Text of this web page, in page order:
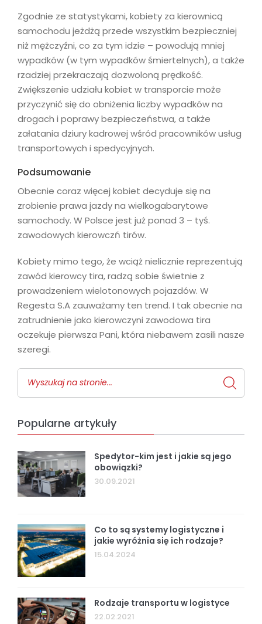
Zgodnie ze statystykami, kobiety za kierownicą
samochodu jeżdżą przede wszystkim bezpieczniej
niż mężczyźni, co za tym idzie – powodują mniej
wypadków (w tym wypadków śmiertelnych), a także
rzadziej przekraczają dozwoloną prędkość.
Zwiększenie udziału kobiet w transporcie może
przyczynić się do obniżenia liczby wypadków na
drogach i poprawy bezpieczeństwa, a także
załatania dziury kadrowej wśród pracowników usług
transportowych i spedycyjnych.
Podsumowanie
Obecnie coraz więcej kobiet decyduje się na
zrobienie prawa jazdy na wielkogabarytowe
samochody. W Polsce jest już ponad 3 – tyś.
zawodowych kierowczń tirów.
Kobiety mimo tego, że wciąż nielicznie reprezentują
zawód kierowcy tira, radzą sobie świetnie z
prowadzeniem wielotonowych pojazdów. W
Regesta S.A zauważamy ten trend. I tak obecnie na
zatrudnienie jako kierowczyni zawodowa tira
oczekuje pierwsza Pani, która niebawem zasili nasze
szeregi.
Popularne artykuły
Spedytor-kim jest i jakie są jego
obowiązki?
30.09.2021
Co to są systemy logistyczne i
jakie wyróżnia się ich rodzaje?
15.04.2024
Rodzaje transportu w logistyce
22.02.2021